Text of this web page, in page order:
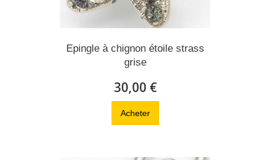
Epingle à chignon étoile strass
grise
30,00 €
Acheter